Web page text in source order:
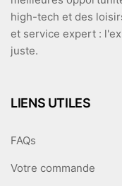
high-tech et des
et service expert :
juste.
LIENS UTILES
FAQs
Votre commande